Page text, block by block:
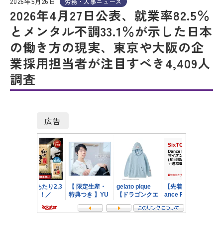
2026年4月27日公表、就業率82.5％
とメンタル不調33.1％が示した日本
の働き方の現実、東京や大阪の企
業採用担当者が注目すべき4,409人
調査
広告